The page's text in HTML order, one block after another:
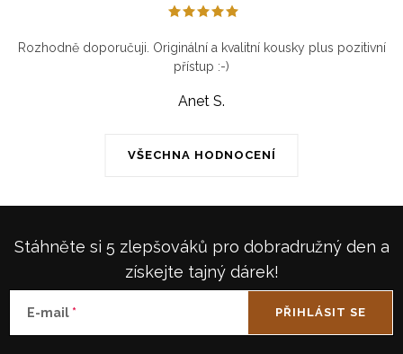
VŠECHNA HODNOCENÍ
Rozhodně doporučuji. Originální a kvalitní kousky plus pozitivní
přístup :-)
Anet S.
Stáhněte si 5 zlepšováků pro dobradružný den a
získejte tajný dárek!
E-mail PŘIHLÁSIT SE